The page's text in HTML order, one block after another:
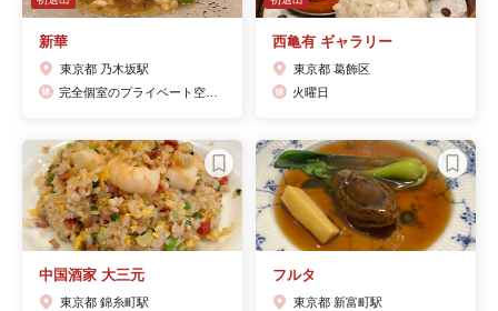
新華
東京都 乃木坂駅
西亀有 ギャラリー
東京都 葛飾区
火曜日
中国酒家 大三元
東京都 錦糸町駅
フルタ
東京都 新富町駅